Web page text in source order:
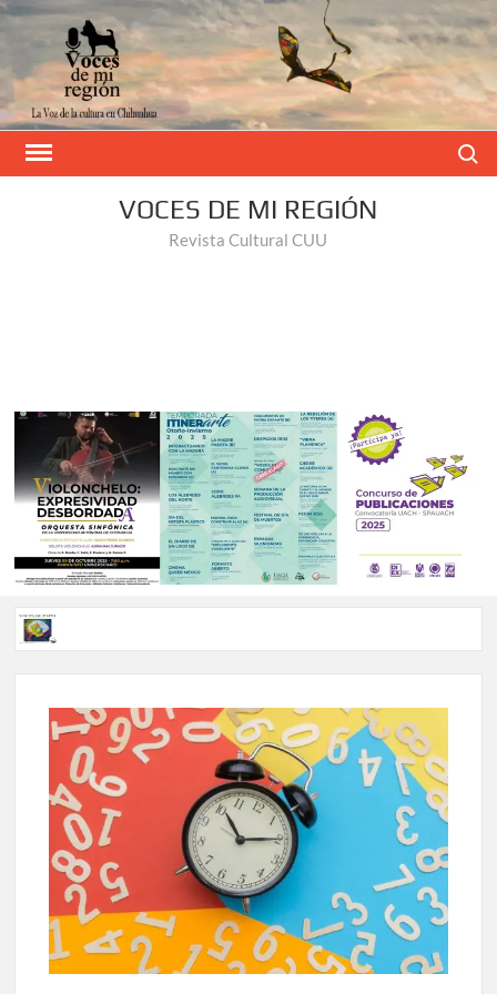
VOCES DE MI REGIÓN
Revista Cultural CUU
Voces de Papel Parral, edición especial Coyame del Sotol
Voces de papel Parral edición Carlos Montemayor #35
A 18 años de su partida, Teatro Bárbaro rinde homenaje a
Víctor Hugo Rascón Banda con Voces en el umbral
Invitan a participar en “Convocatoria UACH-SPAUACH
2026” para publicar textos académicos con sello editorial.